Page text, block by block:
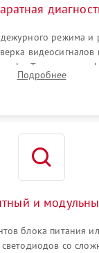
режима и
видеосигналов
Тестирование
подсветки
Подробнее
и
блока питания
со